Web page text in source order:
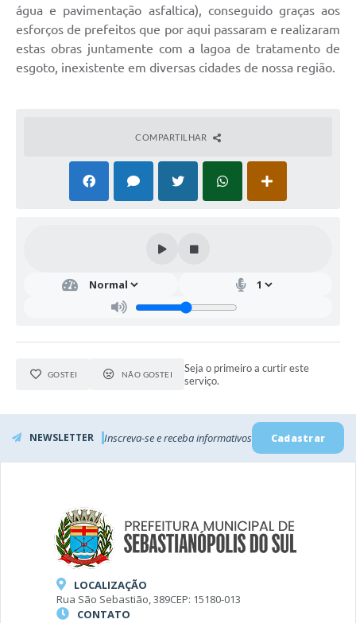
água e pavimentação asfaltica), conseguido graças aos
esforços de prefeitos que por aqui passaram e realizaram
estas obras juntamente com a lagoa de tratamento de
esgoto, inexistente em diversas cidades de nossa região.
COMPARTILHAR
GOSTEI NÃO GOSTEI
Seja o primeiro a curtir este
serviço.
NEWSLETTER Inscreva-se e receba informativos Cadastrar
LOCALIZAÇÃO
Rua São Sebastião, 389CEP: 15180-013
CONTATO